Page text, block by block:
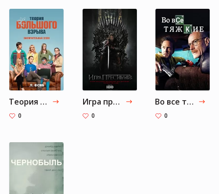
Теория большого взрыва
0
Игра престолов
0
Во все тяжкие
0